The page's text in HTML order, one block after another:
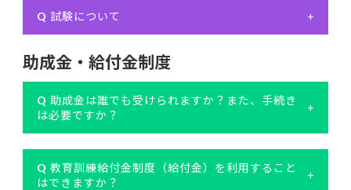
Q 試験について +
助成金・給付金制度
Q 助成金は誰でも受けられますか？また、手続き
は必要ですか？
+
Q 教育訓練給付金制度（給付金）を利用すること
はできますか？
+